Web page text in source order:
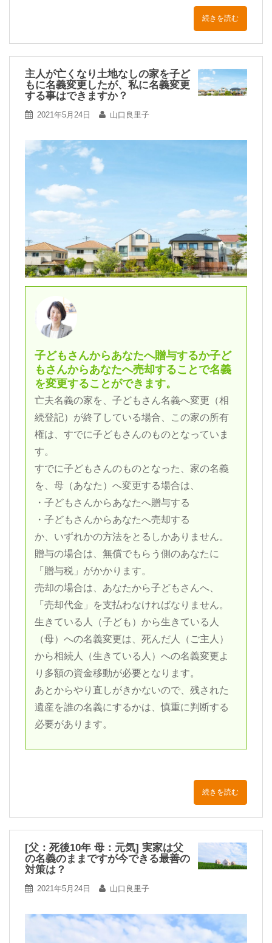
続きを読む
主人が亡くなり土地なしの家を子ど
もに名義変更したが、私に名義変更
する事はできますか？
2021年5月24日 山口良里子
子どもさんからあなたへ贈与するか子ど
もさんからあなたへ売却することで名義
を変更することができます。
亡夫名義の家を、子どもさん名義へ変更（相
続登記）が終了している場合、この家の所有
権は、すでに子どもさんのものとなっていま
す。
すでに子どもさんのものとなった、家の名義
を、母（あなた）へ変更する場合は、
・子どもさんからあなたへ贈与する
・子どもさんからあなたへ売却する
か、いずれかの方法をとるしかありません。
贈与の場合は、無償でもらう側のあなたに
「贈与税」がかかります。
売却の場合は、あなたから子どもさんへ、
「売却代金」を支払わなければなりません。
生きている人（子ども）から生きている人
（母）への名義変更は、死んだ人（ご主人）
から相続人（生きている人）への名義変更よ
り多額の資金移動が必要となります。
あとからやり直しがきかないので、残された
遺産を誰の名義にするかは、慎重に判断する
必要があります。
続きを読む
[父：死後10年 母：元気] 実家は父
の名義のままですが今できる最善の
対策は？
2021年5月24日 山口良里子